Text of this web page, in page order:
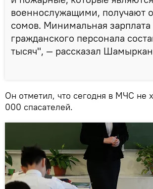
военнослужащими, получают
сомов. Минимальная зарплата
гражданского персонала
тысяч", — рассказал
Он отметил, что сегодня в МЧС не
000 спасателей.